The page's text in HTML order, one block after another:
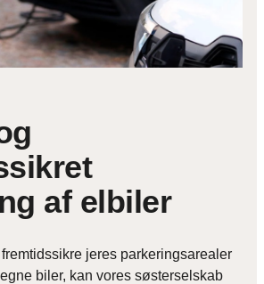
af elbiler
jeres parkeringsarealer
biler, kan vores søsterselskab